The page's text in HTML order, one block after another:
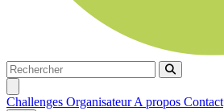
Rechercher
Rechercher
Challenges OrganisateurA propos Contact